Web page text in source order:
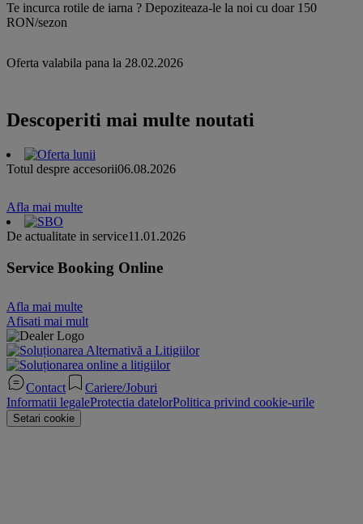
Te incurca rotile de iarna ? Depoziteaza-le la noi cu doar 150
RON/sezon
Oferta valabila pana la 28.02.2026
Descoperiti mai multe noutati
Totul despre accesorii06.08.2026
Afla mai multe
De actualitate in service11.01.2026
Service Booking Online
Afla mai multe
Afisati mai mult
Contact
Cariere/Joburi
Informatii legaleProtectia datelorPolitica privind cookie-urile
Setari cookie